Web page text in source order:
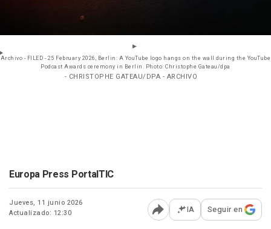
Archivo - FILED - 25 February 2026, Berlin: A YouTube logo hangs on the wall during the YouTube
Podcast Awards ceremony in Berlin. Photo: Christophe Gateau/dpa
- CHRISTOPHE GATEAU/DPA - ARCHIVO
Europa Press PortalTIC
Jueves, 11 junio 2026
Actualizado: 12:30
Abrir opciones para
IA Seguir en